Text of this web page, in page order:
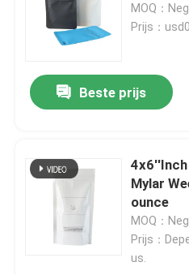
MOQ：
Prijs：
Beste prijs
Mylar
ounce
MOQ：
Prijs：
us.